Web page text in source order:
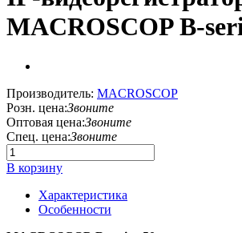
MACROSCOP B-
Производитель: MACROSCOP
Розн. цена:Звоните
Оптовая цена:Звоните
Спец. цена:Звоните
В корзину
Характеристика
Особенности